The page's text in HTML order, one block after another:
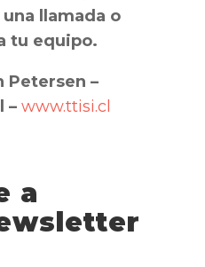
llamada o
tu equipo.
Petersen –
– www.ttisi.cl
a